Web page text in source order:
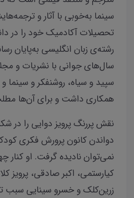
سینما به‌خوبی با آثار و
تحصیلات آکادمیک خود را در
رشته‌ی زبان انگلیسی به‌پایان
سال‌های جوانی با نشریات و
سپید و سیاه، روشنفکر و سینما
همکاری داشت و برای آن‌ها
نقش پررنگ پرویز دوایی را در
دواندن کانون پرورش فکری
نمی‌توان نادیده گرفت. او
کیارستمی، اکبر صادقی، پرویز
زرین‌کلک و خسرو سینایی سبب